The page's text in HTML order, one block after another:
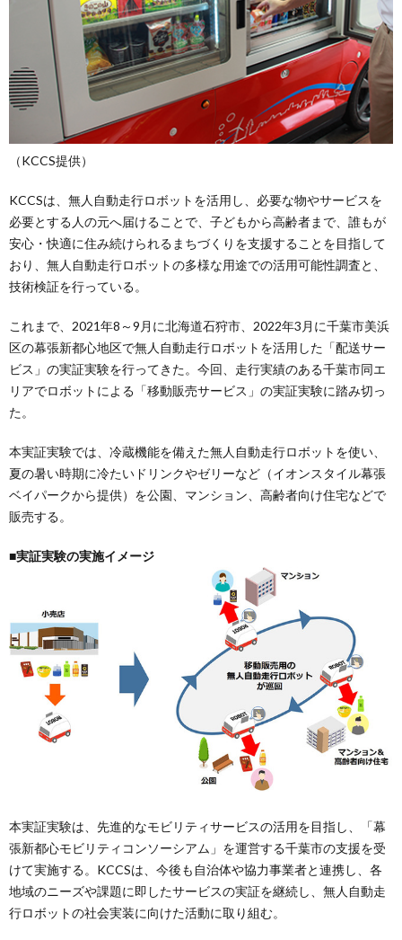
（KCCS提供）
KCCSは、無人自動走行ロボットを活用し、必要な物やサービスを
必要とする人の元へ届けることで、子どもから高齢者まで、誰もが
安心・快適に住み続けられるまちづくりを支援することを目指して
おり、無人自動走行ロボットの多様な用途での活用可能性調査と、
技術検証を行っている。
これまで、2021年8～9月に北海道石狩市、2022年3月に千葉市美浜
区の幕張新都心地区で無人自動走行ロボットを活用した「配送サー
ビス」の実証実験を行ってきた。今回、走行実績のある千葉市同エ
リアでロボットによる「移動販売サービス」の実証実験に踏み切っ
た。
本実証実験では、冷蔵機能を備えた無人自動走行ロボットを使い、
夏の暑い時期に冷たいドリンクやゼリーなど（イオンスタイル幕張
ベイパークから提供）を公園、マンション、高齢者向け住宅などで
販売する。
■実証実験の実施イメージ
本実証実験は、先進的なモビリティサービスの活用を目指し、「幕
張新都心モビリティコンソーシアム」を運営する千葉市の支援を受
けて実施する。KCCSは、今後も自治体や協力事業者と連携し、各
地域のニーズや課題に即したサービスの実証を継続し、無人自動走
行ロボットの社会実装に向けた活動に取り組む。